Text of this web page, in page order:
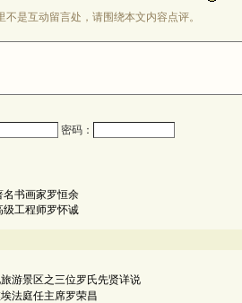
不是互动留言处，请围绕本文内容点评。
密码：
名书画家罗恒余
级工程师罗怀诚
游景区之三位罗氏先贤详说
法庭任主席罗荣昌